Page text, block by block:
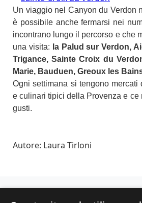
Un viaggio nel Canyon du Verdon
è possibile anche fermarsi nei
incontrano lungo il percorso e che
una visita: la Palud sur Verdon,
Trigance, Sainte Croix du
Marie, Bauduen, Greoux les
Ogni settimana si tengono mercati
e culinari tipici della Provenza e ce
gusti.
Autore: Laura Tirloni